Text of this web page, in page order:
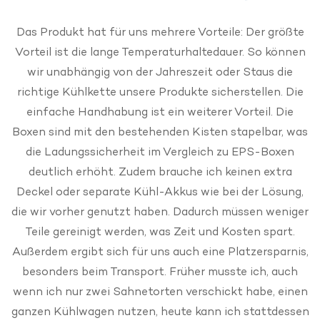
Das Produkt hat für uns mehrere Vorteile: Der größte
Vorteil ist die lange Temperaturhaltedauer. So können
wir unabhängig von der Jahreszeit oder Staus die
richtige Kühlkette unsere Produkte sicherstellen. Die
einfache Handhabung ist ein weiterer Vorteil. Die
Boxen sind mit den bestehenden Kisten stapelbar, was
die Ladungssicherheit im Vergleich zu EPS-Boxen
deutlich erhöht. Zudem brauche ich keinen extra
Deckel oder separate Kühl-Akkus wie bei der Lösung,
die wir vorher genutzt haben. Dadurch müssen weniger
Teile gereinigt werden, was Zeit und Kosten spart.
Außerdem ergibt sich für uns auch eine Platzersparnis,
besonders beim Transport. Früher musste ich, auch
wenn ich nur zwei Sahnetorten verschickt habe, einen
ganzen Kühlwagen nutzen, heute kann ich stattdessen